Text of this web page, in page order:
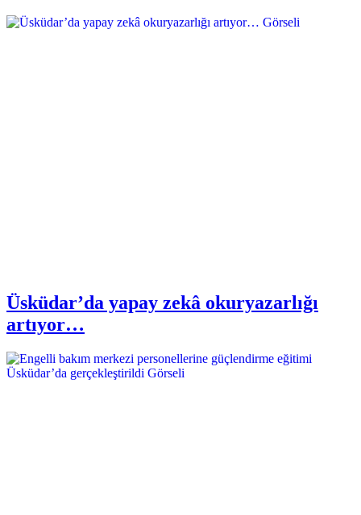
Üsküdar’da yapay zekâ okuryazarlığı
artıyor…